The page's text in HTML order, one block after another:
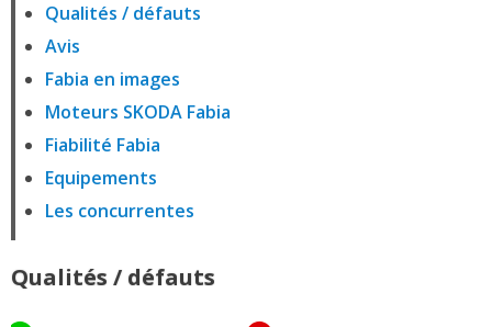
Qualités / défauts
Avis
Fabia en images
Moteurs SKODA Fabia
Fiabilité Fabia
Equipements
Les concurrentes
Qualités / défauts